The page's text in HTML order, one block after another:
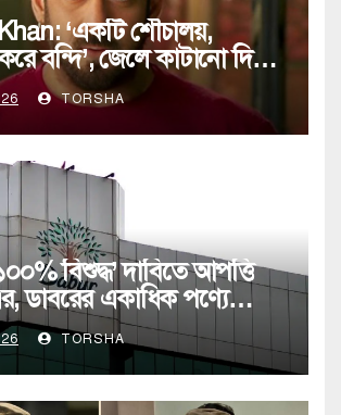
‘একটি শৌচালয়,
বন্দি’, জেলে কাটানো দিনের
সলমন খান
TORSHA
বিশুদ্ধ’ দাবিতে আপত্তি
ডাবরের একাধিক পণ্যে
TORSHA